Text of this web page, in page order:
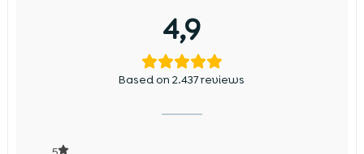
4,9
Based on 2.437 reviews